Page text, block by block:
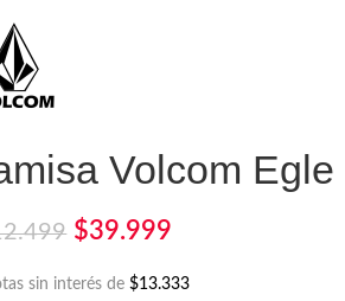
Volcom Egle
$39.999
sin interés de$13.333